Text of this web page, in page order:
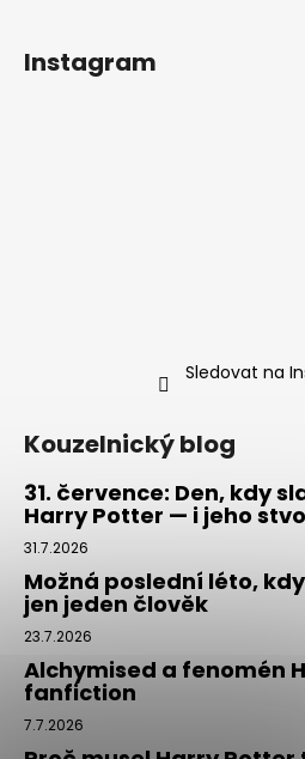
Instagram
Sledovat na
Kouzelnický blog
31. července: Den, kdy
Harry Potter — i jeho
31.7.2026
Možná poslední léto,
jen jeden člověk
23.7.2026
Alchymised a fenomén
fanfiction
7.7.2026